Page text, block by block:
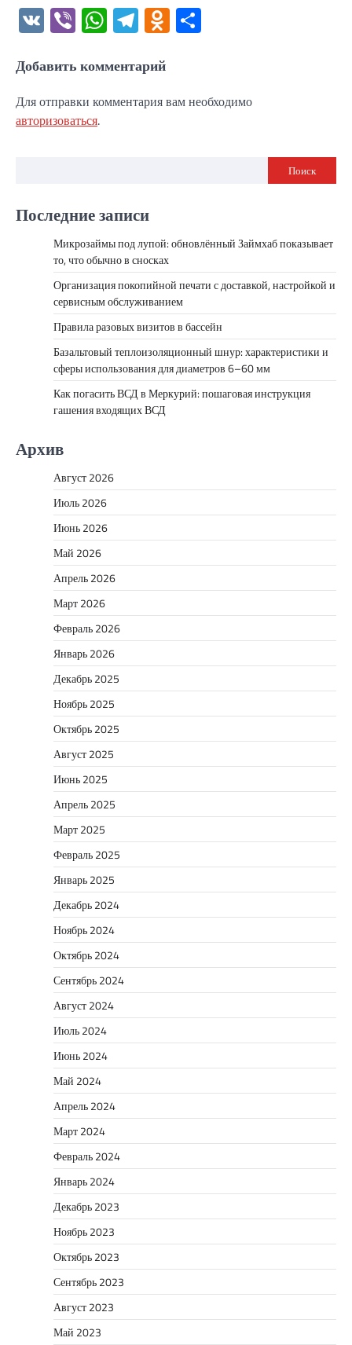
VK ViberWhatsApp
Telegram
Odnoklassniki
Добавить комментарий
Для отправки комментария вам необходимо
авторизоваться.
Поиск
Последние записи
Микрозаймы под лупой: обновлённый Займхаб показывает
то, что обычно в сносках
Организация покопийной печати с доставкой, настройкой и
сервисным обслуживанием
Правила разовых визитов в бассейн
Базальтовый теплоизоляционный шнур: характеристики и
сферы использования для диаметров 6–60 мм
Как погасить ВСД в Меркурий: пошаговая инструкция
гашения входящих ВСД
Архив
Август 2026
Июль 2026
Июнь 2026
Май 2026
Апрель 2026
Март 2026
Февраль 2026
Январь 2026
Декабрь 2025
Ноябрь 2025
Октябрь 2025
Август 2025
Июнь 2025
Апрель 2025
Март 2025
Февраль 2025
Январь 2025
Декабрь 2024
Ноябрь 2024
Октябрь 2024
Сентябрь 2024
Август 2024
Июль 2024
Июнь 2024
Май 2024
Апрель 2024
Март 2024
Февраль 2024
Январь 2024
Декабрь 2023
Ноябрь 2023
Октябрь 2023
Сентябрь 2023
Август 2023
Май 2023